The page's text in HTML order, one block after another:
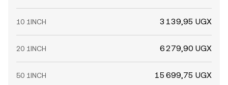
10 1INCH 3 139,95 UGX
20 1INCH 6 279,90 UGX
50 1INCH 15 699,75 UGX